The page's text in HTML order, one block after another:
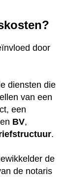
door
diensten die
van een
een
BV,
.
de
de notaris